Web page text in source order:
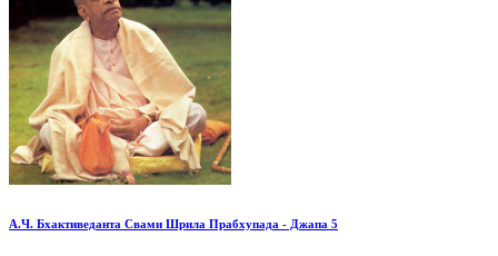
А.Ч. Бхактиведанта Свами Шрила Прабхупада - Джапа 5